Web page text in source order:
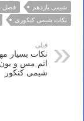
شیمی یازدهم
فصل
نکات شیمی کنکوری
قبلی
نکات بسیار
اتم مس و
شیمی کنکور